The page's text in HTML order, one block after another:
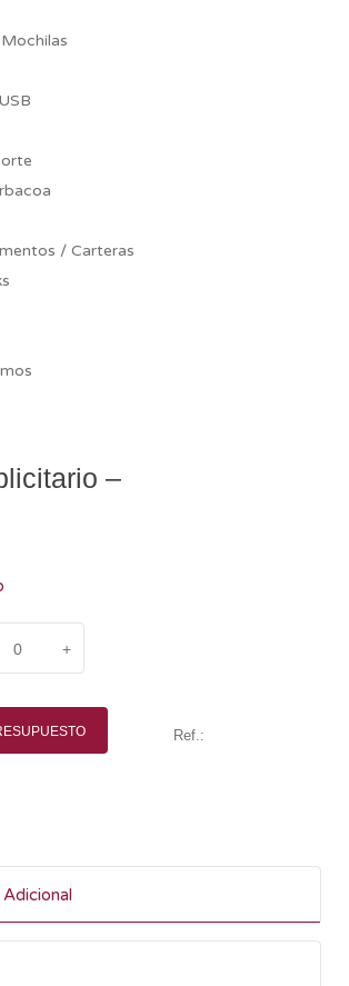
/ Carteras
–
Ref.: